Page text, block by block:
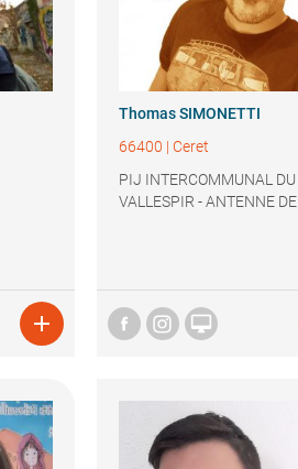

Thomas SIMONETTI
66400 | Ceret
PIJ INTERCOMMUNAL DU
VALLESPIR - ANTENNE DE
